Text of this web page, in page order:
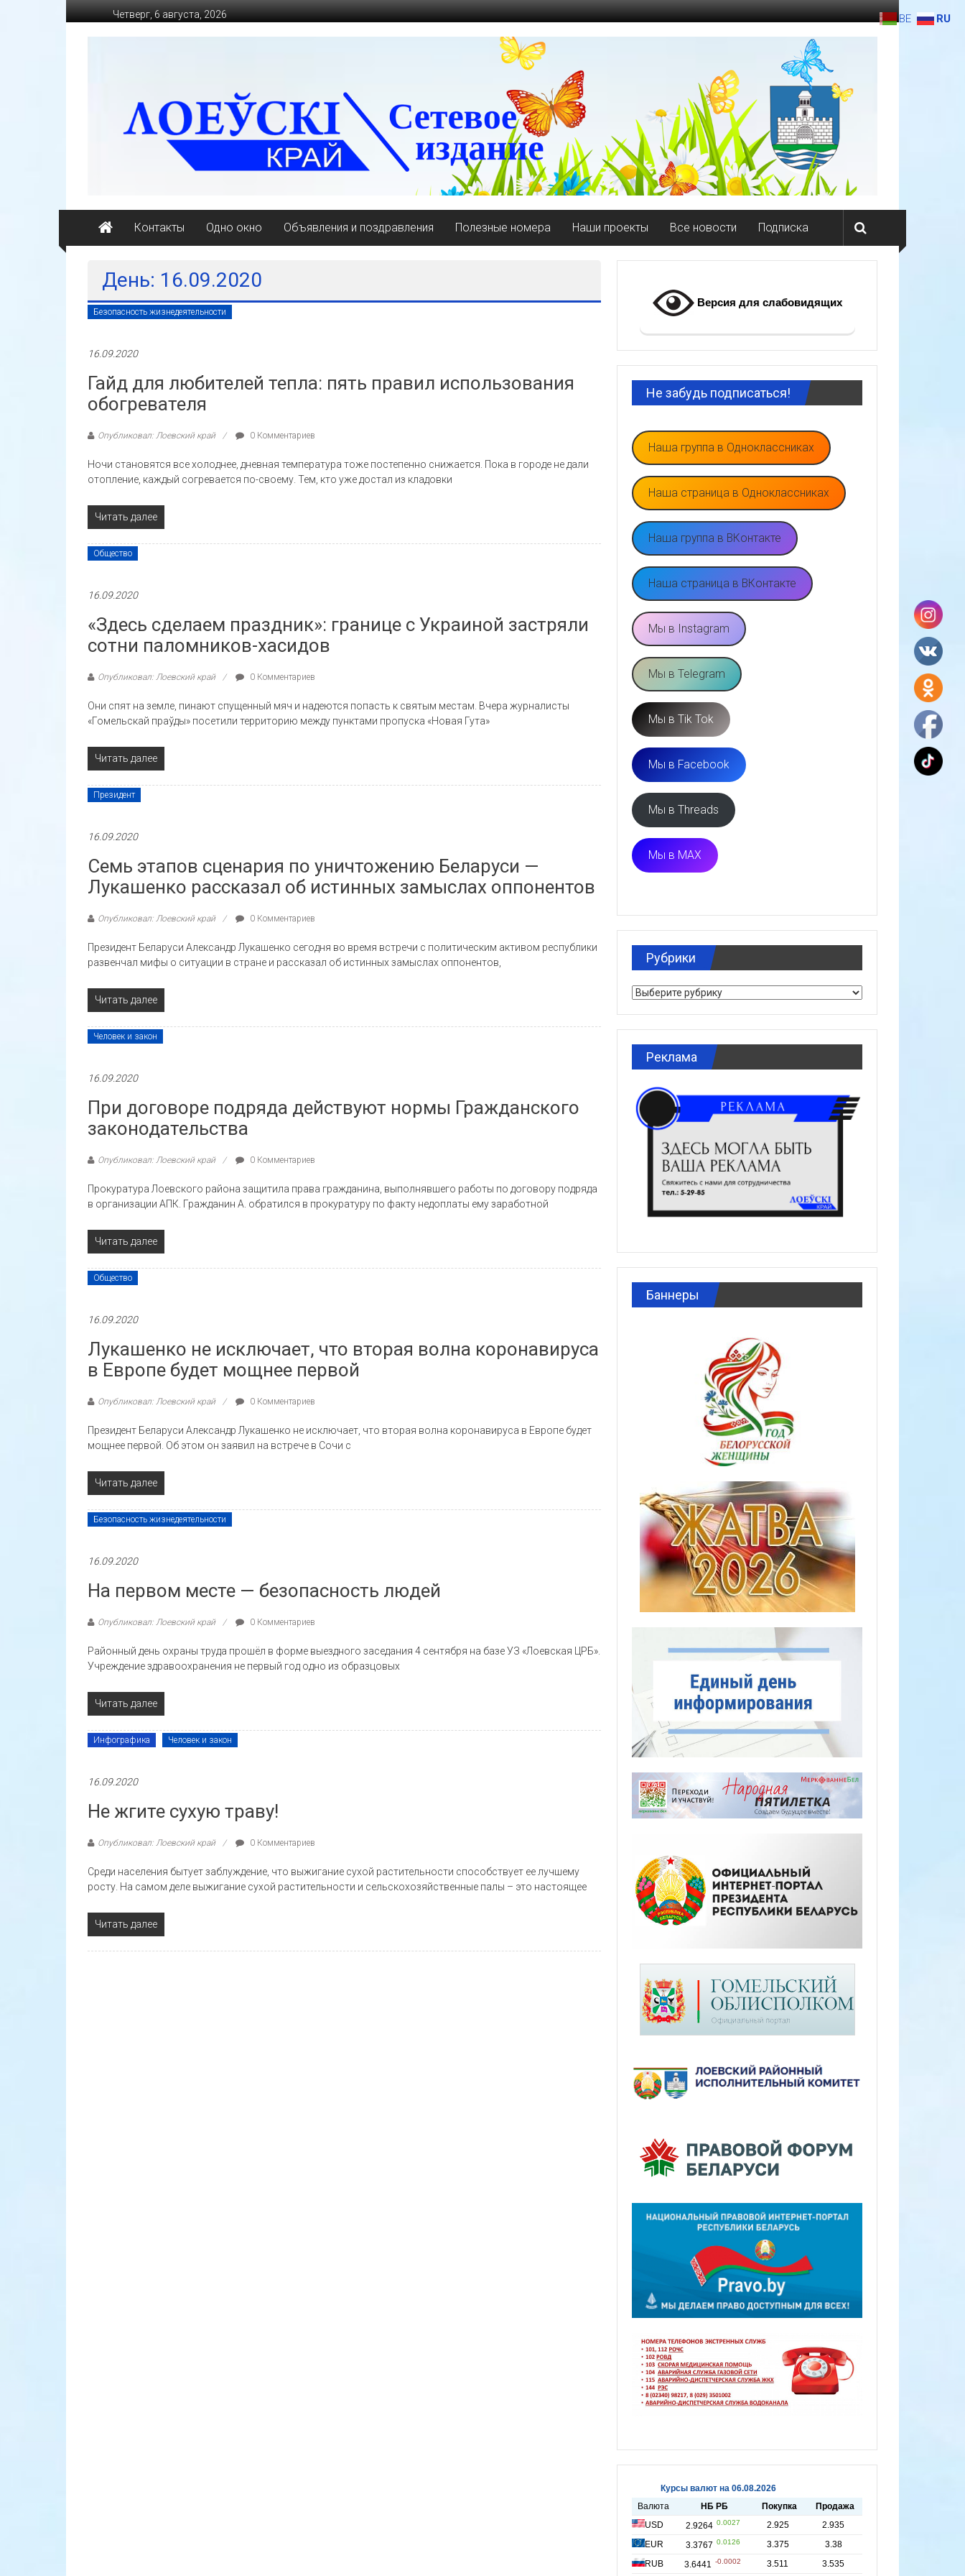
к
содержимому
Четверг, 6 августа, 2026
массово-
политическая
Контакты Одно окно Объявления и поздравления Полезные номера Наши проекты Все новости Подписка
День: 16.09.2020
Безопасность жизнедеятельности
16.09.2020
Гайд для любителей тепла: пять правил использования
обогревателя
Опубликовал: Лоевский край 0 Комментариев
Ночи становятся все холоднее, дневная температура тоже постепенно снижается. Пока в городе не дали
отопление, каждый согревается по-своему. Тем, кто уже достал из кладовки
Читать далее
Общество
16.09.2020
«Здесь сделаем праздник»: границе с Украиной застряли
сотни паломников-хасидов
Опубликовал: Лоевский край 0 Комментариев
Они спят на земле, пинают спущенный мяч и надеются попасть к святым местам. Вчера журналисты
«Гомельскай праўды» посетили территорию между пунктами пропуска «Новая Гута»
Читать далее
Президент
16.09.2020
Семь этапов сценария по уничтожению Беларуси —
Лукашенко рассказал об истинных замыслах оппонентов
Опубликовал: Лоевский край 0 Комментариев
Президент Беларуси Александр Лукашенко сегодня во время встречи с политическим активом республики
развенчал мифы о ситуации в стране и рассказал об истинных замыслах оппонентов,
Читать далее
Человек и закон
16.09.2020
При договоре подряда действуют нормы Гражданского
законодательства
Опубликовал: Лоевский край 0 Комментариев
Прокуратура Лоевского района защитила права гражданина, выполнявшего работы по договору подряда
в организации АПК. Гражданин А. обратился в прокуратуру по факту недоплаты ему заработной
Читать далее
Общество
16.09.2020
Лукашенко не исключает, что вторая волна коронавируса
в Европе будет мощнее первой
Опубликовал: Лоевский край 0 Комментариев
Президент Беларуси Александр Лукашенко не исключает, что вторая волна коронавируса в Европе будет
мощнее первой. Об этом он заявил на встрече в Сочи с
Читать далее
Безопасность жизнедеятельности
16.09.2020
На первом месте — безопасность людей
Опубликовал: Лоевский край 0 Комментариев
Районный день охраны труда прошёл в форме выездного заседания 4 сентября на базе УЗ «Лоевская ЦРБ».
Учреждение здравоохранения не первый год одно из образцовых
Читать далее
Инфографика Человек и закон
16.09.2020
Не жгите сухую траву!
Опубликовал: Лоевский край 0 Комментариев
Среди населения бытует заблуждение, что выжигание сухой растительности способствует ее лучшему
росту. На самом деле выжигание сухой растительности и сельскохозяйственные палы – это настоящее
Читать далее
Версия для слабовидящих
Не забудь подписаться!
Наша группа в Одноклассниках
Наша страница в Одноклассниках
Наша группа в ВКонтакте
Наша страница в ВКонтакте
Мы в Instagram
Мы в Telegram
Мы в Tik Tok
Мы в Facebook
Мы в Threads
Мы в MAX
Рубрики
Рубрики
Реклама
Баннеры
BE RU